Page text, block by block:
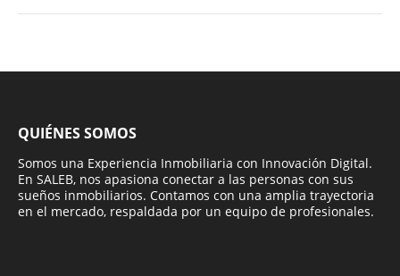
QUIÉNES SOMOS
Somos una Experiencia Inmobiliaria con Innovación Digital.
En SALEB, nos apasiona conectar a las personas con sus
sueños inmobiliarios. Contamos con una amplia trayectoria
en el mercado, respaldada por un equipo de profesionales.